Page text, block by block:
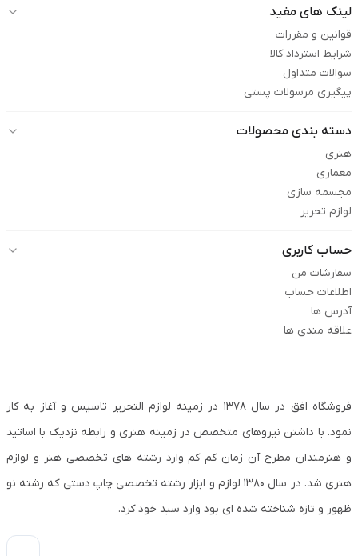
لینک های مفید
قوانین و مقررات
شرایط استرداد کالا
سوالات متداول
پیگیری مرسولات پستی
دسته بندی محصولات
هنری
معماری
مجسمه سازی
لوازم تحریر
حساب کاربری
سفارشات من
اطلاعات حساب
آدرس ها
علاقه مندی ها
فروشگاه افق در سال ۱۳۷۸ در زمینه لوازم التحریر تاسیس و آغاز به کار
نمود. با داشتن نیروهای متخصص در زمینه هنری و رابطه نزدیک با اساتید
و هنرمندان مطرح آن زمان کم کم وارد رشته های تخصصی هنر و لوازم
هنری شد. در سال ۱۳۸۰ لوازم و ابزار رشته تخصصی چاپ دستی که رشته نو
ظهور و تازه شناخته شده ای بود وارد سبد خود کرد.